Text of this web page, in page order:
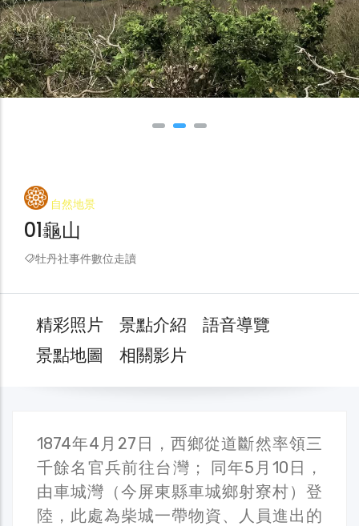
自然地景
01龜山
牡丹社事件數位走讀
精彩照片 景點介紹
語音導覽
景點地圖
相關影片
1874年4月27日，西鄉從道斷然率領三
千餘名官兵前往台灣； 同年5月10日，
由車城灣（今屏東縣車城鄉射寮村）登
陸，此處為柴城一帶物資、人員進出的